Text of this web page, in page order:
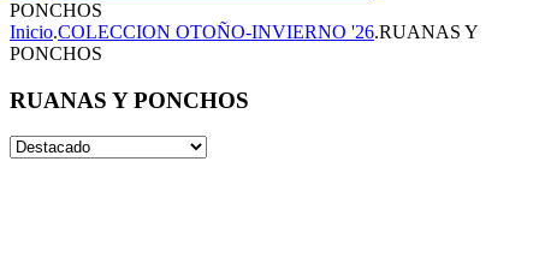
PONCHOS
Inicio.COLECCION OTOÑO-INVIERNO '26.RUANAS Y
PONCHOS
RUANAS Y PONCHOS